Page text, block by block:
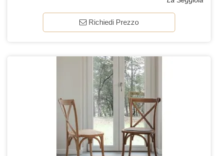
Richiedi Prezzo